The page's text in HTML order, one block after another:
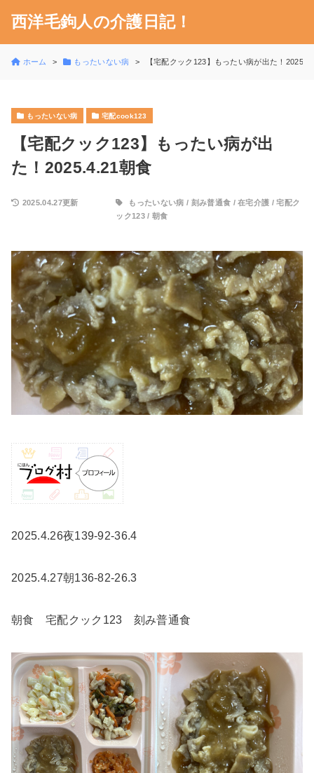
西洋毛鉤人の介護日記！
ホーム もったいない病 【宅配クック123】もったい病が出た！
もったいない病 宅配cook123
【宅配クック123】もったい病が出
た！2025.4.21朝食
2025.04.27更新 もったいない病 / 刻み普通食 /在宅介護 /宅配ク
ック123/ 朝食
2025.4.26夜139-92-36.4
2025.4.27朝136-82-26.3
朝食 宅配クック123 刻み普通食